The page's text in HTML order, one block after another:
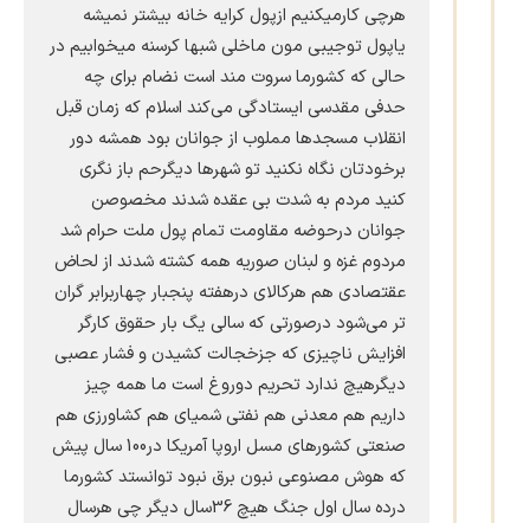
هرچی کارمیکنیم ازپول کرایه خانه بیشتر نمیشه
یاپول توجیبی مون ماخلی شبها کرسنه میخوابیم در
حالی که کشورما سروت مند است نضام برای چه
حدفی مقدسی ایستادگی می‌کند اسلام که زمان قبل
انقلاب مسجدها مملوب از جوانان بود همشه دور
برخودتان نگاه نکنید تو شهرها دیگرحم باز نگری
کنید مردم به شدت بی عقده شدند مخصوصن
جوانان درحوضه مقاومت تمام پول ملت حرام شد
مردوم غزه و لبنان صوریه همه کشته شدند از لحاض
عقتصادی هم هرکالای درهفته پنجبار چهاربرابر گران
تر می‌شود درصورتی که سالی یگ بار حقوق کارگر
افزایش ناچیزی که جزخجالت کشیدن و فشار عصبی
دیگرهیچ ندارد تحریم دوروغ است ما همه چیز
داریم هم معدنی هم نفتی شمیای هم کشاورزی هم
صنعتی کشورهای مسل اروپا آمریکا در100 سال پیش
که هوش مصنوعی نبون برق نبود توانستد کشورما
درده سال اول جنگ هیچ 36سال دیگر چی هرسال